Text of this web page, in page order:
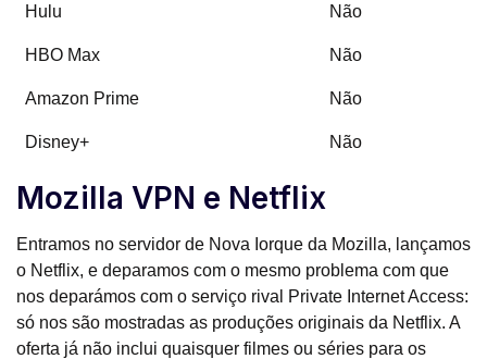
Hulu Não
HBO Max Não
Amazon Prime Não
Disney+ Não
Mozilla VPN e Netflix
Entramos no servidor de Nova Iorque da Mozilla, lançamos
o Netflix, e deparamos com o mesmo problema com que
nos deparámos com o serviço rival Private Internet Access:
só nos são mostradas as produções originais da Netflix. A
oferta já não inclui quaisquer filmes ou séries para os